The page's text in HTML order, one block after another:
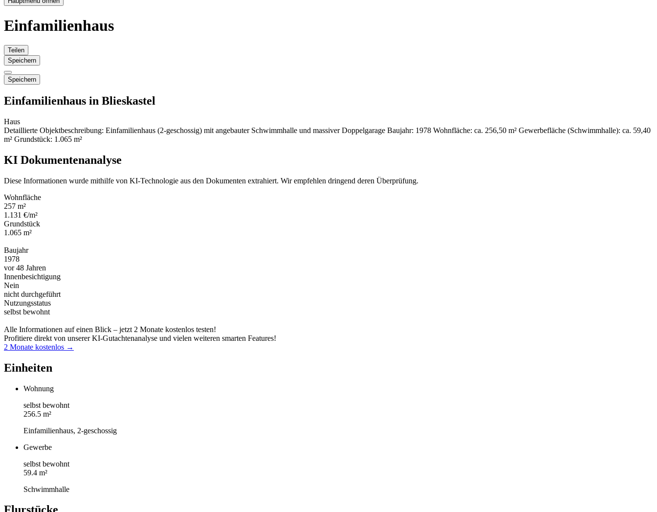
Einfamilienhaus
Teilen
Speichern
Speichern
Einfamilienhaus in Blieskastel
Haus
Detaillierte Objektbeschreibung: Einfamilienhaus (2-geschossig) mit angebauter Schwimmhalle und massiver Doppelgarage Baujahr: 1978 Wohnfläche: ca. 256,50 m² Gewerbefläche (Schwimmhalle): ca. 59,40
m² Grundstück: 1.065 m²
KI Dokumentenanalyse
Diese Informationen wurde mithilfe von KI-Technologie aus den Dokumenten extrahiert. Wir empfehlen dringend deren Überprüfung.
Wohnfläche
257 m²
1.131 €/m²
Grundstück
1.065 m²
Baujahr
1978
vor 48 Jahren
Innenbesichtigung
Nein
nicht durchgeführt
Nutzungsstatus
selbst bewohnt
Alle Informationen auf einen Blick – jetzt 2 Monate kostenlos testen!
Profitiere direkt von unserer KI-Gutachtenanalyse und vielen weiteren smarten Features!
2 Monate kostenlos →
Einheiten
Wohnung
selbst bewohnt
256.5 m²
Einfamilienhaus, 2-geschossig
Gewerbe
selbst bewohnt
59.4 m²
Schwimmhalle